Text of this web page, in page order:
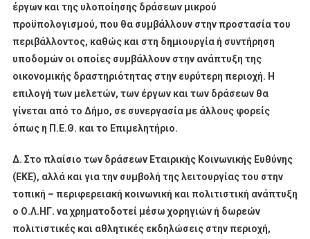
έργων και της υλοποίησης δράσεων μικρού
προϋπολογισμού, που θα συμβάλλουν στην προστασία του
περιβάλλοντος, καθώς και στη δημιουργία ή συντήρηση
υποδομών οι οποίες συμβάλλουν στην ανάπτυξη της
οικονομικής δραστηριότητας στην ευρύτερη περιοχή. Η
επιλογή των μελετών, των έργων και των δράσεων θα
γίνεται από το Δήμο, σε συνεργασία με άλλους φορείς
όπως η Π.Ε.Θ. και το Επιμελητήριο.
Δ. Στο πλαίσιο των δράσεων Εταιρικής Κοινωνικής Ευθύνης
(ΕΚΕ), αλλά και για την συμβολή της λειτουργίας του στην
τοπική – περιφερειακή κοινωνική και πολιτιστική ανάπτυξη
ο Ο.Λ.ΗΓ. να χρηματοδοτεί μέσω χορηγιών ή δωρεών
πολιτιστικές και αθλητικές εκδηλώσεις στην περιοχή,